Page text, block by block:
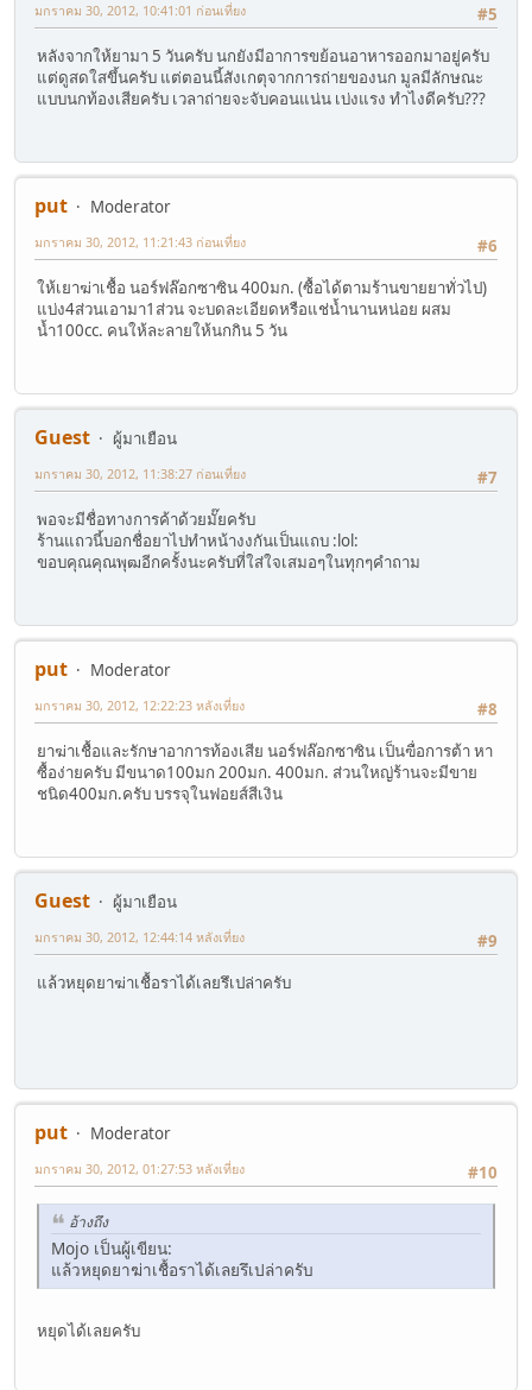
#5
มกราคม 30, 2012, 10:41:01 ก่อนเที่ยง
หลังจากให้ยามา 5 วันครับ นกยังมีอาการขย้อนอาหารออกมาอยู่ครับ
แต่ดูสดใสขึ้นครับ แต่ตอนนี้สังเกตุจากการถ่ายของนก มูลมีลักษณะ
แบบนกท้องเสียครับ เวลาถ่ายจะจับคอนแน่น เบ่งแรง ทำไงดีครับ???
put
Moderator
#6
มกราคม 30, 2012, 11:21:43 ก่อนเที่ยง
ให้เยาฆ่าเชื้อ นอร์ฟล๊อกซาซิน 400มก. (ซื้อได้ตามร้านขายยาทั่วไป)
แบ่ง4ส่วนเอามา1ส่วน จะบดละเอียดหรือแช่น้ำนานหน่อย ผสม
น้ำ100cc. คนให้ละลายให้นกกิน 5 วัน
Guest
ผู้มาเยือน
#7
มกราคม 30, 2012, 11:38:27 ก่อนเที่ยง
พอจะมีชื่อทางการค้าด้วยมั๊ยครับ
ร้านแถวนี้บอกชื่อยาไปทำหน้างงกันเป็นแถบ :lol:
ขอบคุณคุณพุฒอีกครั้งนะครับที่ใส่ใจเสมอๆในทุกๆคำถาม
put
Moderator
#8
มกราคม 30, 2012, 12:22:23 หลังเที่ยง
ยาฆ่าเชื้อและรักษาอาการท้องเสีย นอร์ฟล๊อกซาซิน เป็นฃื่อการต้า หา
ซื้อง่ายครับ มีขนาด100มก 200มก. 400มก. ส่วนใหญ่ร้านจะมีขาย
ชนิด400มก.ครับ บรรจุในฟอยส์สีเงิน
Guest
ผู้มาเยือน
#9
มกราคม 30, 2012, 12:44:14 หลังเที่ยง
แล้วหยุดยาฆ่าเชื้อราได้เลยรึเปล่าครับ
put
Moderator
#10
มกราคม 30, 2012, 01:27:53 หลังเที่ยง
อ้างถึง
Mojo เป็นผู้เขียน:
แล้วหยุดยาฆ่าเชื้อราได้เลยรึเปล่าครับ
หยุดได้เลยครับ